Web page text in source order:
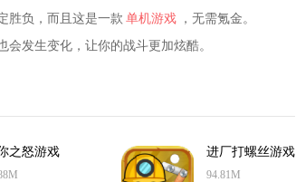
胜负，而且这是一款 单机游戏 ，无需氪金。
发生变化，让你的战斗更加炫酷。
之怒游戏 进厂打螺丝游戏
94.81M